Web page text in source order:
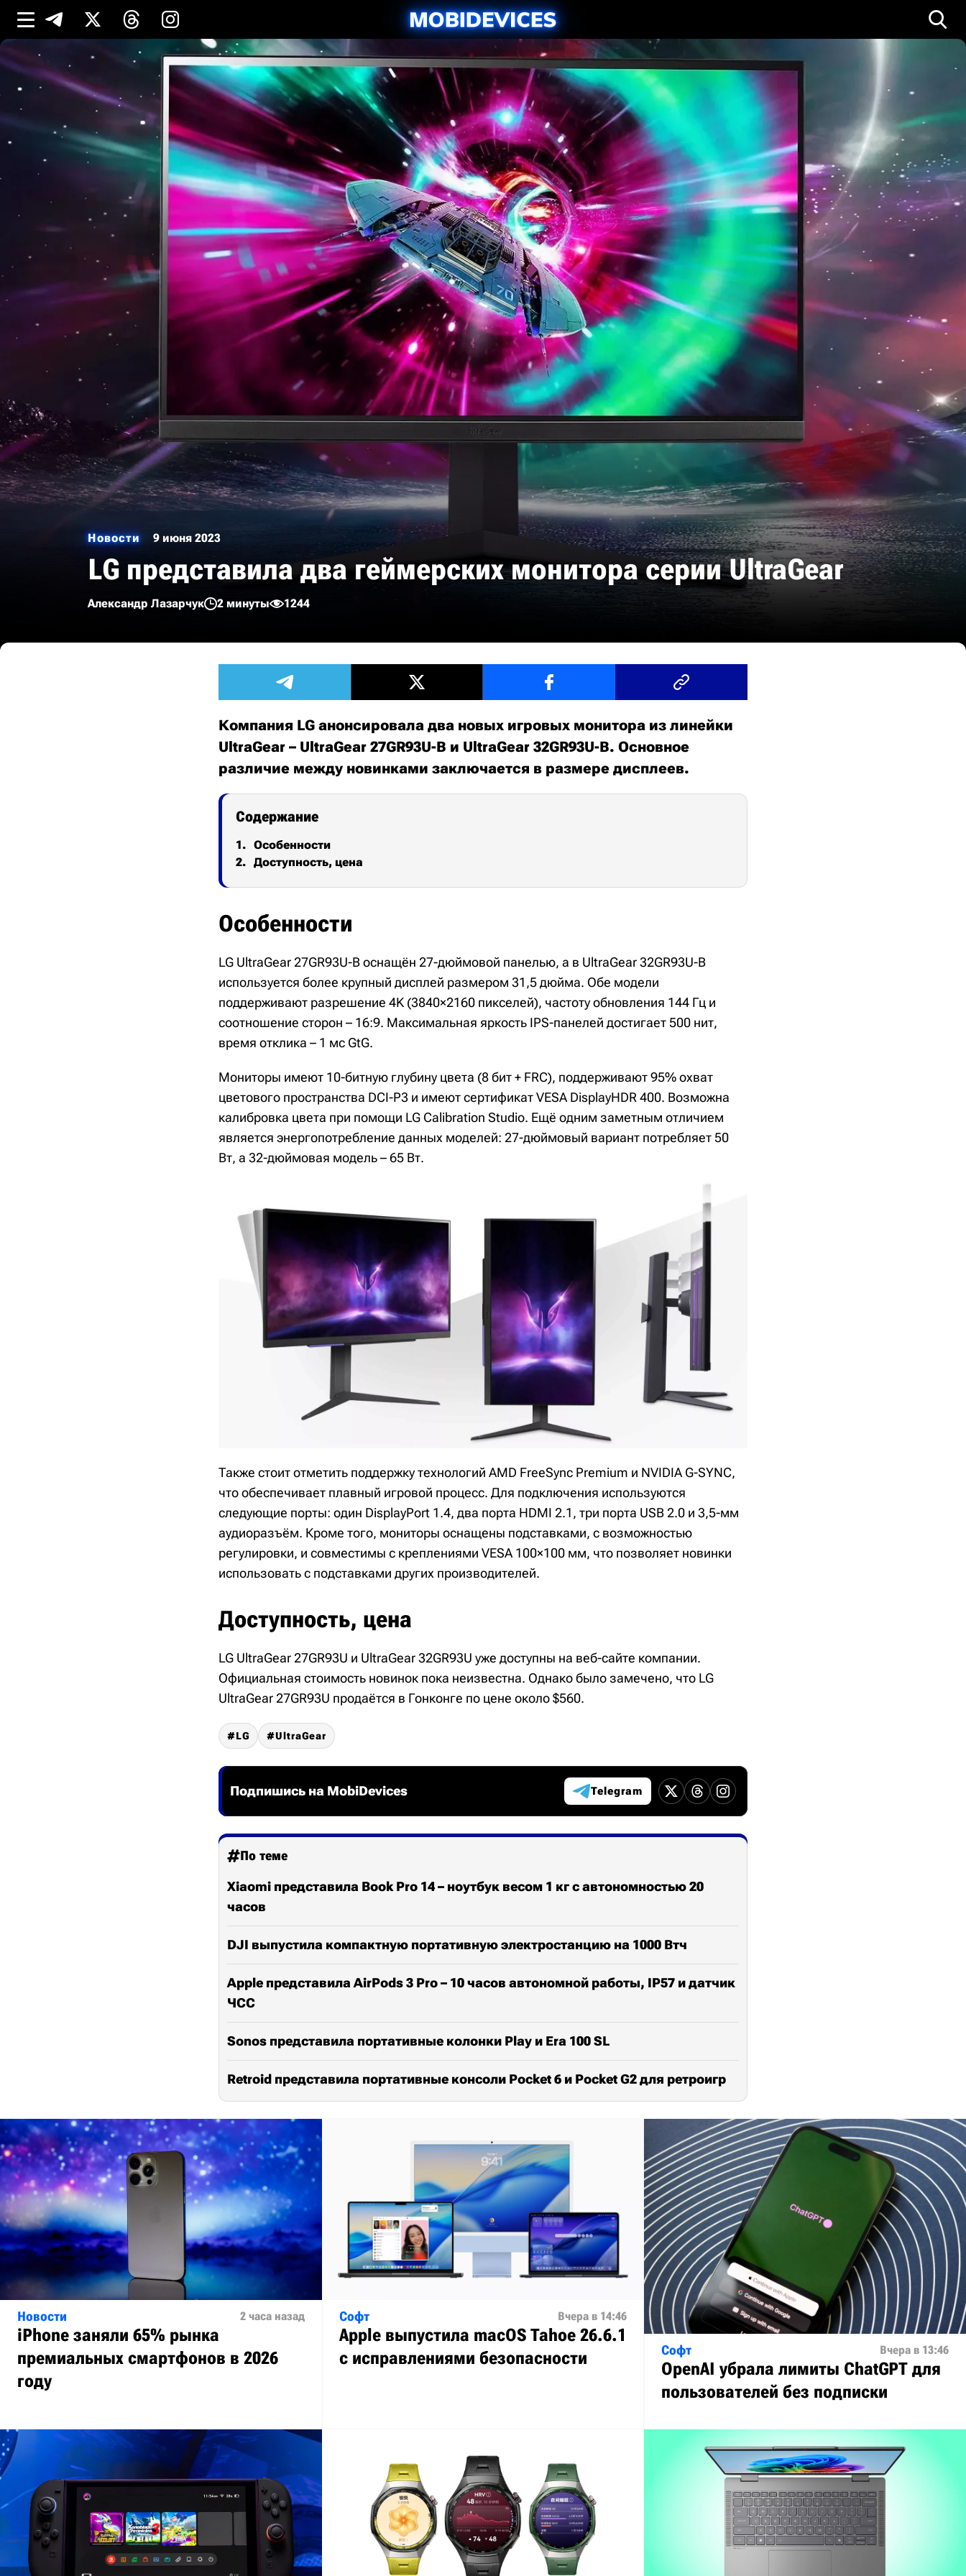
Новости 9 июня 2023
LG представила два геймерских монитора серии UltraGear
Александр Лазарчук 2 минуты 1244
Компания LG анонсировала два новых игровых монитора из линейки
UltraGear – UltraGear 27GR93U-B и UltraGear 32GR93U-B. Основное
различие между новинками заключается в размере дисплеев.
Содержание
Особенности
Доступность, цена
Особенности
LG UltraGear 27GR93U-B оснащён 27-дюймовой панелью, а в UltraGear 32GR93U-B
используется более крупный дисплей размером 31,5 дюйма. Обе модели
поддерживают разрешение 4K (3840×2160 пикселей), частоту обновления 144 Гц и
соотношение сторон – 16:9. Максимальная яркость IPS-панелей достигает 500 нит,
время отклика – 1 мс GtG.
Мониторы имеют 10-битную глубину цвета (8 бит + FRC), поддерживают 95% охват
цветового пространства DCI-P3 и имеют сертификат VESA DisplayHDR 400. Возможна
калибровка цвета при помощи LG Calibration Studio. Ещё одним заметным отличием
является энергопотребление данных моделей: 27-дюймовый вариант потребляет 50
Вт, а 32-дюймовая модель – 65 Вт.
Также стоит отметить поддержку технологий AMD FreeSync Premium и NVIDIA G-SYNC,
что обеспечивает плавный игровой процесс. Для подключения используются
следующие порты: один DisplayPort 1.4, два порта HDMI 2.1, три порта USB 2.0 и 3,5-мм
аудиоразъём. Кроме того, мониторы оснащены подставками, с возможностью
регулировки, и совместимы с креплениями VESA 100×100 мм, что позволяет новинки
использовать с подставками других производителей.
Доступность, цена
LG UltraGear 27GR93U и UltraGear 32GR93U уже доступны на веб-сайте компании.
Официальная стоимость новинок пока неизвестна. Однако было замечено, что LG
UltraGear 27GR93U продаётся в Гонконге по цене около $560.
LG UltraGear
Подпишись на MobiDevices Telegram
По теме
Xiaomi представила Book Pro 14 – ноутбук весом 1 кг с автономностью 20
часов
DJI выпустила компактную портативную электростанцию на 1000 Втч
Apple представила AirPods 3 Pro – 10 часов автономной работы, IP57 и датчик
ЧСС
Sonos представила портативные колонки Play и Era 100 SL
Retroid представила портативные консоли Pocket 6 и Pocket G2 для ретроигр
Новости 2 часа назад
iPhone заняли 65% рынка
премиальных смартфонов в 2026
году
Софт Вчера в 14:46
Apple выпустила macOS Tahoe 26.6.1
с исправлениями безопасности
Софт Вчера в 13:46
OpenAI убрала лимиты ChatGPT для
пользователей без подписки